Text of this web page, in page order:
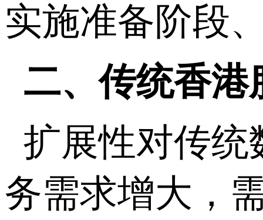
实施准备阶段
二、传统香港
扩展性对传统
务需求增大，